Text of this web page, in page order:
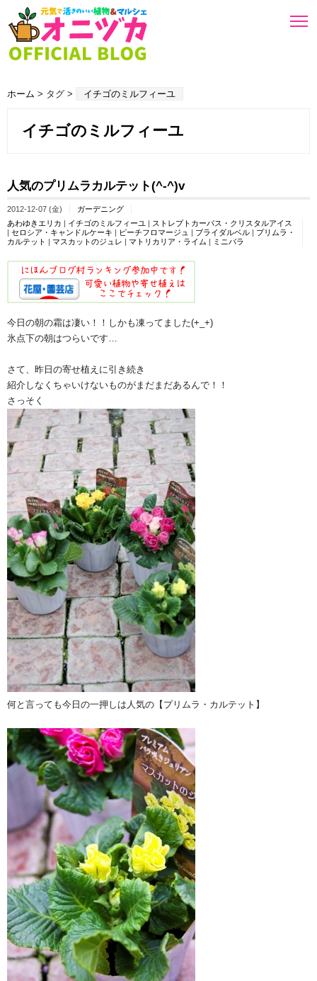
ホーム > タグ > イチゴのミルフィーユ
イチゴのミルフィーユ
人気のプリムラカルテット(^-^)v
2012-12-07 (金)
ガーデニング
あわゆきエリカ | イチゴのミルフィーユ | ストレプトカーパス・クリスタルアイス
| セロシア・キャンドルケーキ | ピーチフロマージュ | ブライダルベル | プリムラ・
カルテット | マスカットのジュレ | マトリカリア・ライム | ミニバラ
今日の朝の霜は凄い！！しかも凍ってました(+_+)
氷点下の朝はつらいです…
さて、昨日の寄せ植えに引き続き
紹介しなくちゃいけないものがまだまだあるんで！！
さっそく
何と言っても今日の一押しは人気の【プリムラ・カルテット】